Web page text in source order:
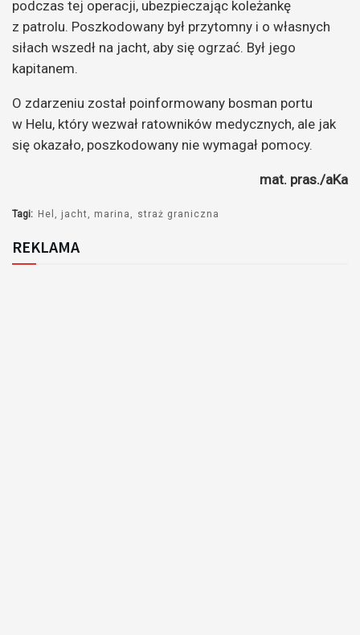
podczas tej operacji, ubezpieczając koleżankę
z patrolu. Poszkodowany był przytomny i o własnych
siłach wszedł na jacht, aby się ogrzać. Był jego
kapitanem.
O zdarzeniu został poinformowany bosman portu
w Helu, który wezwał ratowników medycznych, ale jak
się okazało, poszkodowany nie wymagał pomocy.
mat. pras./aKa
Tagi: Hel jacht marina straż graniczna
REKLAMA